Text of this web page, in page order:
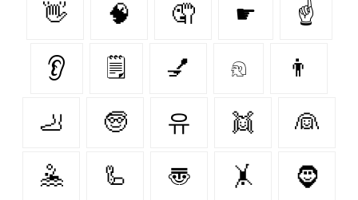
👋 🧠 🤦 ☛ ☝️
👂 🗒 💅 𓁶 👨
🦶 🧓 유 👯 👰
🤽 🦾 〠 🤸 🧔‍